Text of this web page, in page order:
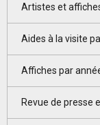
Artistes et
Aides à la visite
Affiches par
Revue de presse